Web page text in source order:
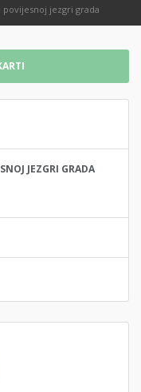
jezgri grada
JEZGRI GRADA